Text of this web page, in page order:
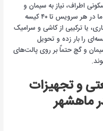
اطراف، نیاز به سیمان و
مصالح مقاوم به رطوبت و سولفات دارند. ما در هر سرویس تا ۴۰ کیسه
گچ سفیدکاری، یا ترکیبی از کاشی و سرامیک
را بار زده و تحویل
و گچ حتماً بر روی پالت‌های
و تجهیزات
ماهشهر